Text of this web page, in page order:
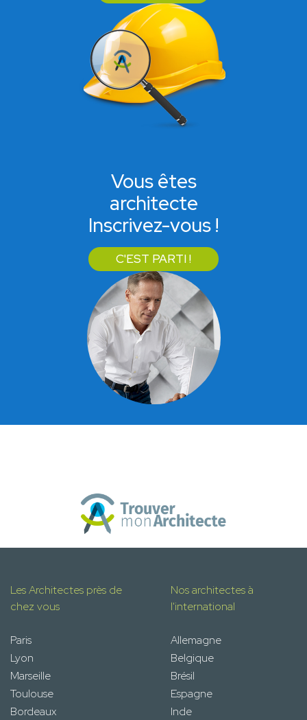
Vous êtes
architecte
Inscrivez-vous !
C'EST PARTI !
Les Architectes près de
chez vous
Paris
Lyon
Marseille
Toulouse
Bordeaux
Nos architectes à
l'international
Allemagne
Belgique
Brésil
Espagne
Inde